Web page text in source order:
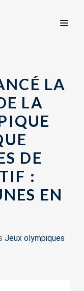
LA
LA
DE
:
EN
Jeux olympiques